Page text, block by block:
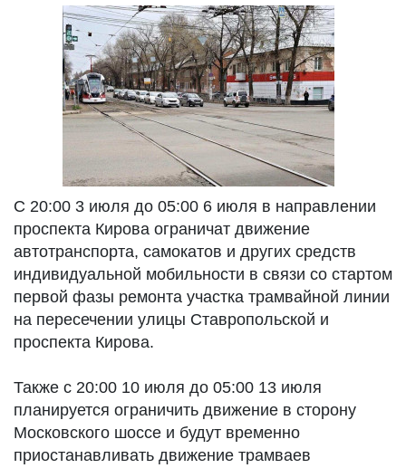
С 20:00 3 июля до 05:00 6 июля в направлении
проспекта Кирова ограничат движение
автотранспорта, самокатов и других средств
индивидуальной мобильности в связи со стартом
первой фазы ремонта участка трамвайной линии
на пересечении улицы Ставропольской и
проспекта Кирова.
Также с 20:00 10 июля до 05:00 13 июля
планируется ограничить движение в сторону
Московского шоссе и будут временно
приостанавливать движение трамваев